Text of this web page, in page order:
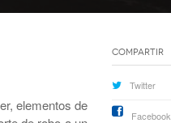
elementos de
Compartir
Twitter
Facebook